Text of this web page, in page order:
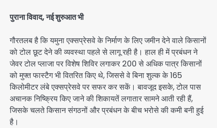
पुराना विवाद, नई शुरुआत भी
गौरतलब है कि यमुना एक्सप्रेसवे के निर्माण के लिए जमीन देने वाले किसानों
को टोल छूट देने की व्यवस्था पहले से लागू रही है। हाल ही में प्रबंधन ने
जेवर टोल प्लाजा पर विशेष शिविर लगाकर 200 से अधिक पात्र किसानों
को मुफ्त फास्टैग भी वितरित किए थे, जिससे वे बिना शुल्क के 165
किलोमीटर लंबे एक्सप्रेसवे पर सफर कर सकें। बावजूद इसके, टोल पास
अचानक निष्क्रिय किए जाने की शिकायतें लगातार सामने आती रही हैं,
जिसके चलते किसान संगठनों और प्रबंधन के बीच भरोसे की कमी बनी हुई
है।